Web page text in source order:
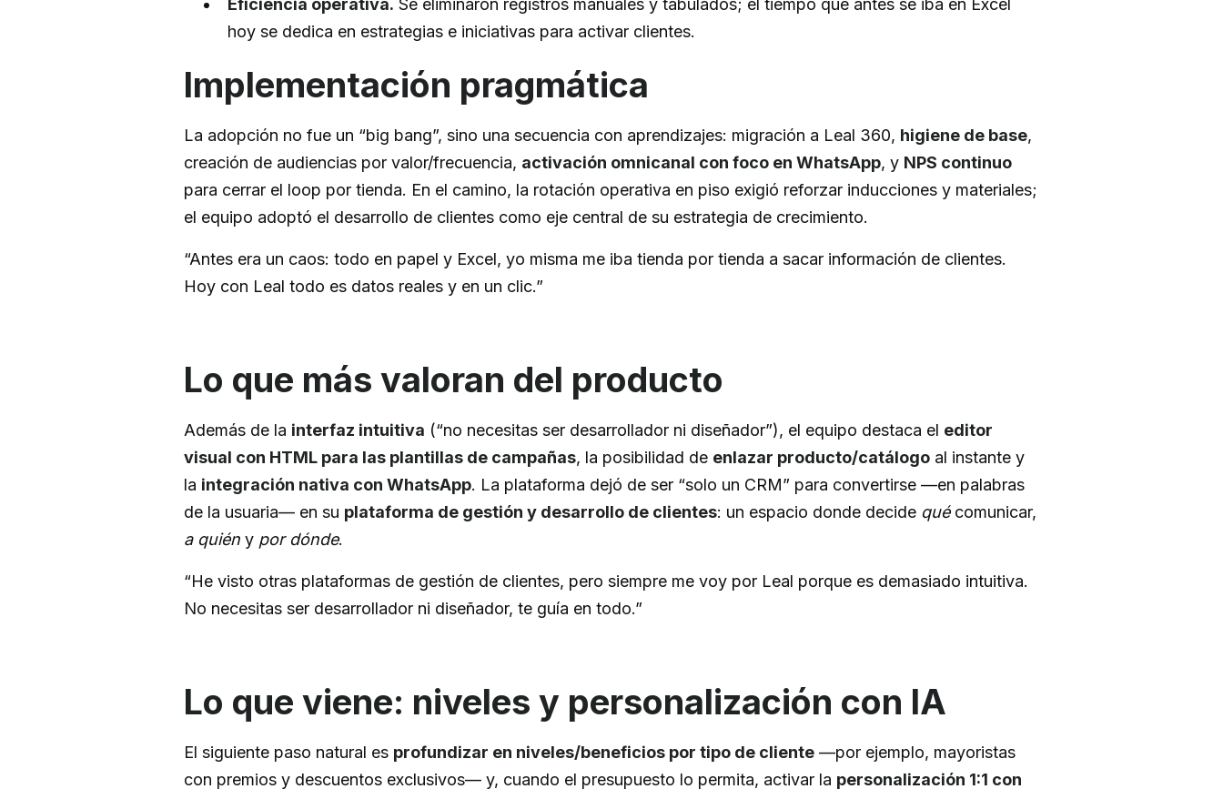
Eficiencia operativa. Se eliminaron registros manuales y tabulados; el tiempo que antes se iba en Excel
hoy se dedica en estrategias e iniciativas para activar clientes.
Implementación pragmática
La adopción no fue un “big bang”, sino una secuencia con aprendizajes: migración a Leal 360, higiene de base,
creación de audiencias por valor/frecuencia, activación omnicanal con foco en WhatsApp, y NPS continuo
para cerrar el loop por tienda. En el camino, la rotación operativa en piso exigió reforzar inducciones y materiales;
el equipo adoptó el desarrollo de clientes como eje central de su estrategia de crecimiento.
“Antes era un caos: todo en papel y Excel, yo misma me iba tienda por tienda a sacar información de clientes.
Hoy con Leal todo es datos reales y en un clic.”
Lo que más valoran del producto
Además de la interfaz intuitiva (“no necesitas ser desarrollador ni diseñador”), el equipo destaca el editor
visual con HTML para las plantillas de campañas, la posibilidad de enlazar producto/catálogo al instante y
la integración nativa con WhatsApp. La plataforma dejó de ser “solo un CRM” para convertirse —en palabras
de la usuaria— en su plataforma de gestión y desarrollo de clientes: un espacio donde decide quécomunicar,
a quién y por dónde.
“He visto otras plataformas de gestión de clientes, pero siempre me voy por Leal porque es demasiado intuitiva.
No necesitas ser desarrollador ni diseñador, te guía en todo.”
Lo que viene: niveles y personalización con IA
El siguiente paso natural es profundizar en niveles/beneficios por tipo de cliente —por ejemplo, mayoristas
con premios y descuentos exclusivos— y, cuando el presupuesto lo permita, activar la personalización 1:1 con